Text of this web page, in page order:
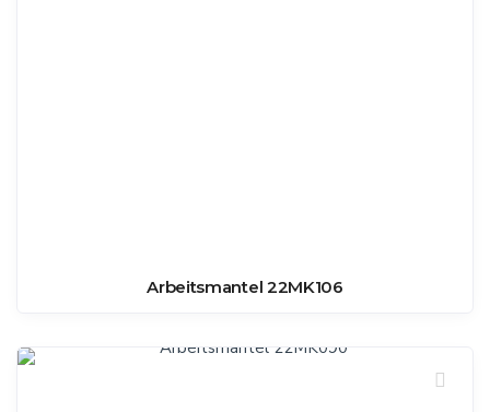
Arbeitsmantel 22MK106